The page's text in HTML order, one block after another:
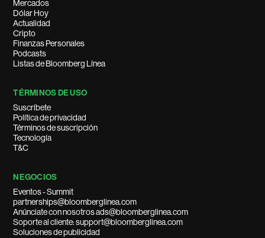
Mercados
Dólar Hoy
Actualidad
Cripto
Finanzas Personales
Podcasts
Listas de Bloomberg Línea
TÉRMINOS DE USO
Suscríbete
Política de privacidad
Términos de suscripción
Tecnología
T&C
NEGOCIOS
Eventos - Summit
partnerships@bloomberglinea.com
Anúnciate con nosotros ads@bloomberglinea.com
Soporte al cliente: support@bloomberglinea.com
Soluciones de publicidad